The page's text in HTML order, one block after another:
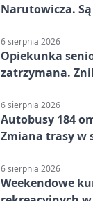
Narutowicza.
6 sierpnia 2026
Opiekunka
zatrzymana.
6 sierpnia 2026
Autobusy 184
Zmiana trasy w
6 sierpnia 2026
Weekendowe